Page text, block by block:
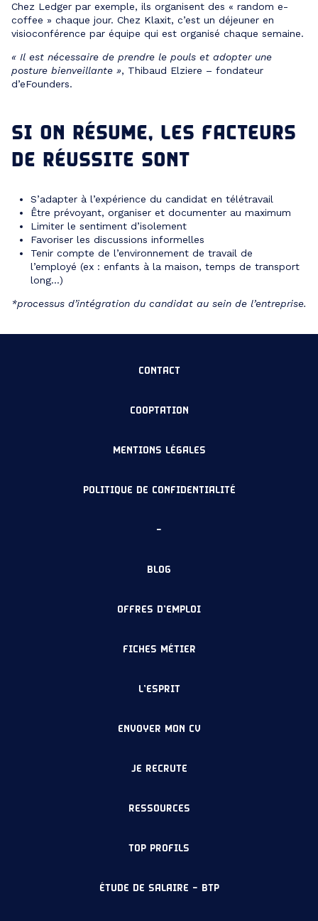
Chez Ledger par exemple, ils organisent des « random e-
coffee » chaque jour. Chez Klaxit, c’est un déjeuner en
visioconférence par équipe qui est organisé chaque semaine.
« Il est nécessaire de prendre le pouls et adopter une
posture bienveillante », Thibaud Elziere – fondateur
d’eFounders.
SI ON RÉSUME, LES FACTEURS
DE RÉUSSITE SONT
S’adapter à l’expérience du candidat en télétravail
Être prévoyant, organiser et documenter au maximum
Limiter le sentiment d’isolement
Favoriser les discussions informelles
Tenir compte de l’environnement de travail de
l’employé (ex : enfants à la maison, temps de transport
long…)
*processus d’intégration du candidat au sein de l’entreprise.
CONTACT
COOPTATION
MENTIONS LÉGALES
POLITIQUE DE CONFIDENTIALITÉ
–
BLOG
OFFRES D’EMPLOI
FICHES MÉTIER
L’ESPRIT
ENVOYER MON CV
JE RECRUTE
RESSOURCES
TOP PROFILS
ÉTUDE DE SALAIRE – BTP